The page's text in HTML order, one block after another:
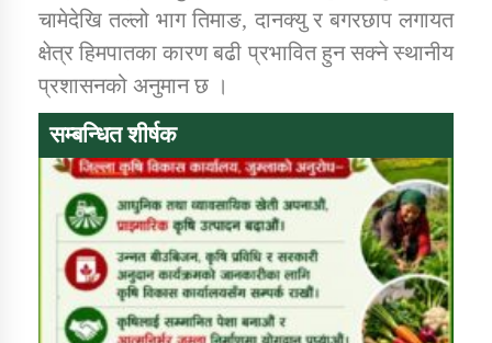
तातोपानी गाउँपालिकाको न्यायिक समिति सम्बन्धी सन्देश
तातोपानी गाउँपालिका जुम्लाको महिला तथा लैङ्गिक हिंसा
सम्बन्धी सूचना सन्देश
तातोपानी गाउँपालिका जुम्लाको महिनावारी सम्बन्धिकाे
चामेदेखि तल्लो भाग तिमाङ, दानक्यु र बगरछाप लगायत
क्षेत्र हिमपातका कारण बढी प्रभावित हुन सक्ने स्थानीय
प्रशासनको अनुमान छ ।
सम्बन्धित शीर्षक